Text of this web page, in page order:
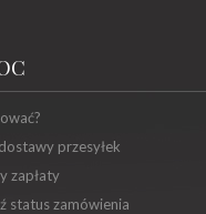
przesyłek
zapłaty
status zamówienia